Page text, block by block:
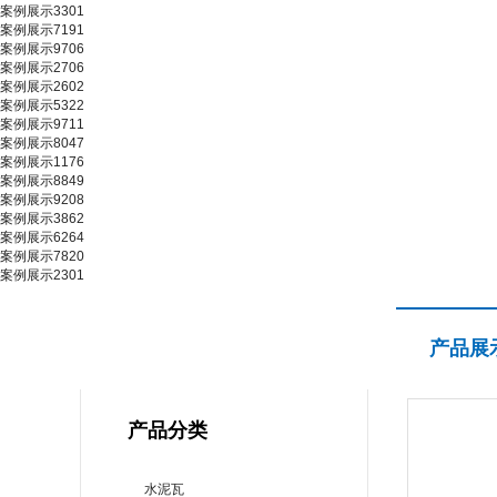
案例展示3301
案例展示7191
案例展示9706
案例展示2706
案例展示2602
案例展示5322
案例展示9711
案例展示8047
案例展示1176
案例展示8849
案例展示9208
案例展示3862
案例展示6264
案例展示7820
案例展示2301
产品分类
水泥瓦
产品展